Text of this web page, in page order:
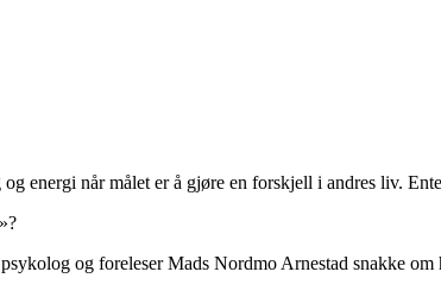
energi når målet er å gjøre en forskjell i andres liv.
og foreleser Mads Nordmo Arnestad snakke